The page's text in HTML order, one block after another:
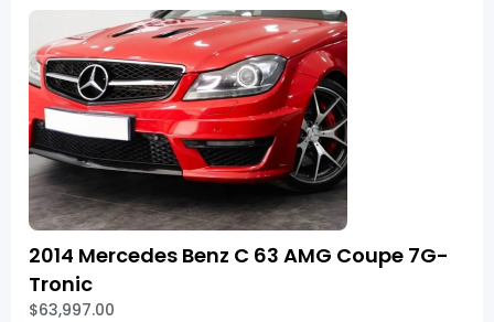
2014 Mercedes Benz C 63 AMG Coupe 7G-
Tronic
$63,997.00